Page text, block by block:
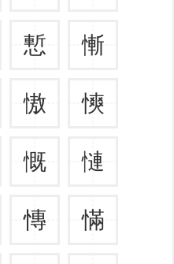
慙 慚
慠 慡
慨 慩
慱 慲